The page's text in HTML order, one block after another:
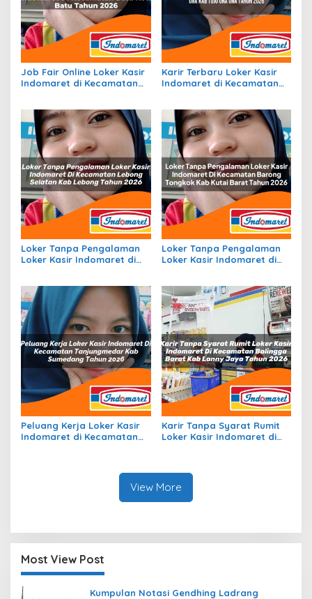
Job Fair Online Loker Kasir
Indomaret di Kecamatan
Karir Terbaru Loker Kasir
Indomaret di Kecamatan
Loker Tanpa Pengalaman
Loker Kasir Indomaret di
Tahun 2026
Loker Tanpa Pengalaman
Loker Kasir Indomaret di
Tahun 2026
Peluang Kerja Loker Kasir
Indomaret di Kecamatan
Karir Tanpa Syarat Rumit
Loker Kasir Indomaret di
View More
Most View Post
Kumpulan Notasi Gendhing Ladrang